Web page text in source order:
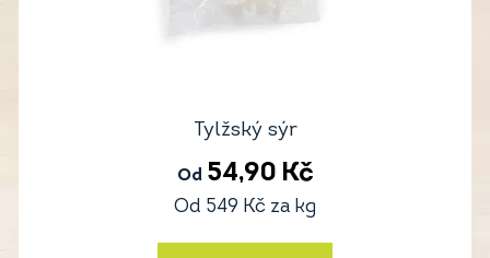
Tylžský sýr
Od 54,90 Kč
Od 549 Kč za kg